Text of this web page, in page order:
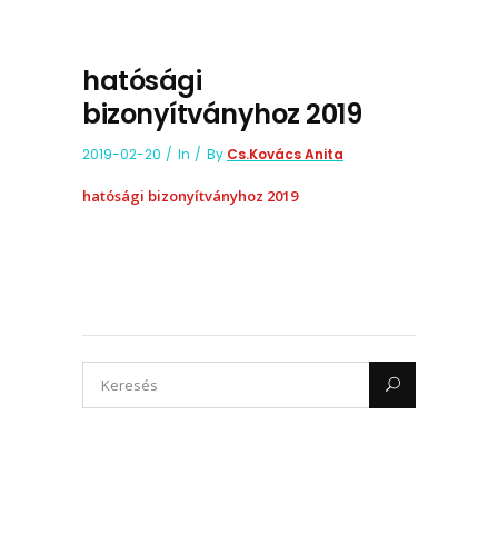
hatósági
bizonyítványhoz 2019
2019-02-20 In By Cs.Kovács Anita
hatósági bizonyítványhoz 2019